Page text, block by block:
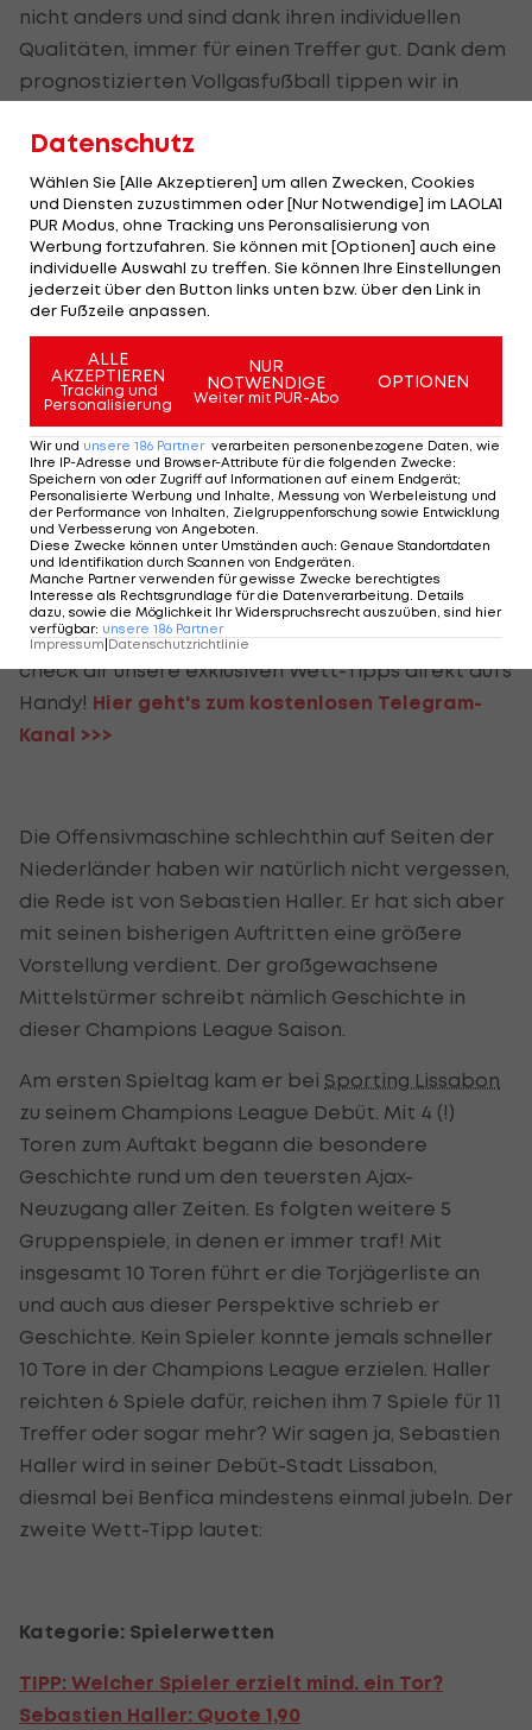
nicht anders und sind dank ihren individuellen
Qualitäten, immer für einen Treffer gut. Dank dem
prognostizierten Vollgasfußball tippen wir in
mindestens 3 Treffer. Unabhängig von welchem
Team, denn dank der offensiven und riskanten
Spielweise, ist Ajax auch für einen Gegentreffer
gut.
Kategorie: Under/Over
TIPP: Over 2,5: Quote 1,67
Das gibt's nur bei LAOLA1: Die heißesten
Picks deiner Lieblings-Bookies direkt
auf dein Handy!
Tritt jetzt unserem Telegram-Channel bei und
check dir unsere exklusiven Wett-Tipps direkt aufs
Handy! Hier geht's zum kostenlosen Telegram-
Kanal >>>
Die Offensivmaschine schlechthin auf Seiten der
Niederländer haben wir natürlich nicht vergessen,
die Rede ist von Sebastien Haller. Er hat sich aber
mit seinen bisherigen Auftritten eine größere
Vorstellung verdient. Der großgewachsene
Mittelstürmer schreibt nämlich Geschichte in
dieser Champions League Saison.
Am ersten Spieltag kam er bei Sporting Lissabon
zu seinem Champions League Debüt. Mit 4 (!)
Toren zum Auftakt begann die besondere
Geschichte rund um den teuersten Ajax-
Neuzugang aller Zeiten. Es folgten weitere 5
Gruppenspiele, in denen er immer traf! Mit
insgesamt 10 Toren führt er die Torjägerliste an
und auch aus dieser Perspektive schrieb er
Geschichte. Kein Spieler konnte jemals schneller
10 Tore in der Champions League erzielen. Haller
reichten 6 Spiele dafür, reichen ihm 7 Spiele für 11
Treffer oder sogar mehr? Wir sagen ja, Sebastien
Haller wird in seiner Debüt-Stadt Lissabon,
diesmal bei Benfica mindestens einmal jubeln. Der
zweite Wett-Tipp lautet:
Kategorie: Spielerwetten
TIPP: Welcher Spieler erzielt mind. ein Tor?
Sebastien Haller: Quote 1,90
Datenschutz
Wählen Sie [Alle Akzeptieren] um allen Zwecken, Cookies
und Diensten zuzustimmen oder [Nur Notwendige] im LAOLA1
PUR Modus, ohne Tracking uns Peronsalisierung von
Werbung fortzufahren. Sie können mit [Optionen] auch eine
individuelle Auswahl zu treffen. Sie können Ihre Einstellungen
jederzeit über den Button links unten bzw. über den Link in
der Fußzeile anpassen.
ALLE
AKZEPTIEREN
Tracking und
Personalisierung
NUR
NOTWENDIGE
Weiter mit PUR-Abo
OPTIONEN
Wir und unsere 186 Partner verarbeiten personenbezogene Daten, wie
Ihre IP-Adresse und Browser-Attribute für die folgenden Zwecke:
Speichern von oder Zugriff auf Informationen auf einem Endgerät;
Personalisierte Werbung und Inhalte, Messung von Werbeleistung und
der Performance von Inhalten, Zielgruppenforschung sowie Entwicklung
und Verbesserung von Angeboten.
Diese Zwecke können unter Umständen auch: Genaue Standortdaten
und Identifikation durch Scannen von Endgeräten.
Manche Partner verwenden für gewisse Zwecke berechtigtes
Interesse als Rechtsgrundlage für die Datenverarbeitung. Details
dazu, sowie die Möglichkeit Ihr Widerspruchsrecht auszuüben, sind hier
verfügbar: unsere 186 Partner
Impressum Datenschutzrichtlinie